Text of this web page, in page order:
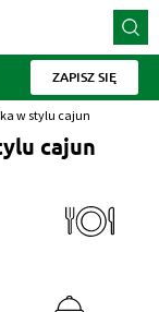
ZAPISZ SIĘ
w stylu cajun
cajun